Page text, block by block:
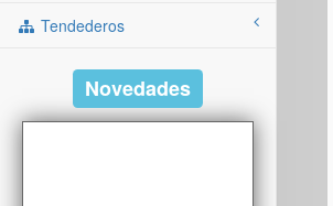
Tendederos
Novedades